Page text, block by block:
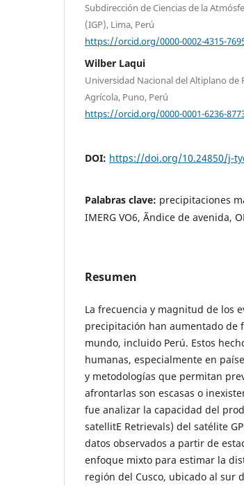
Subdirección de Ciencias de la
(IGP), Lima, Perú
https://orcid.org/0000-0002-4315-
Wilber Laqui
Universidad Nacional del Altiplano de
Agrícola, Puno, Perú
https://orcid.org/0000-0001-6236-
DOI: https://doi.org/10.24850/j-
Palabras clave: precipitaciones
IMERG VO6, Ãndice de avenida,
Resumen
La frecuencia y magnitud de los
precipitación han aumentado de
mundo, incluido Perú. Estos
humanas, especialmente en
y metodologías que permitan
afrontarlas son escasas o
fue analizar la capacidad del
satellitE Retrievals) del satélite
datos observados a partir de
enfoque mixto para estimar la
región del Cusco, ubicado al sur